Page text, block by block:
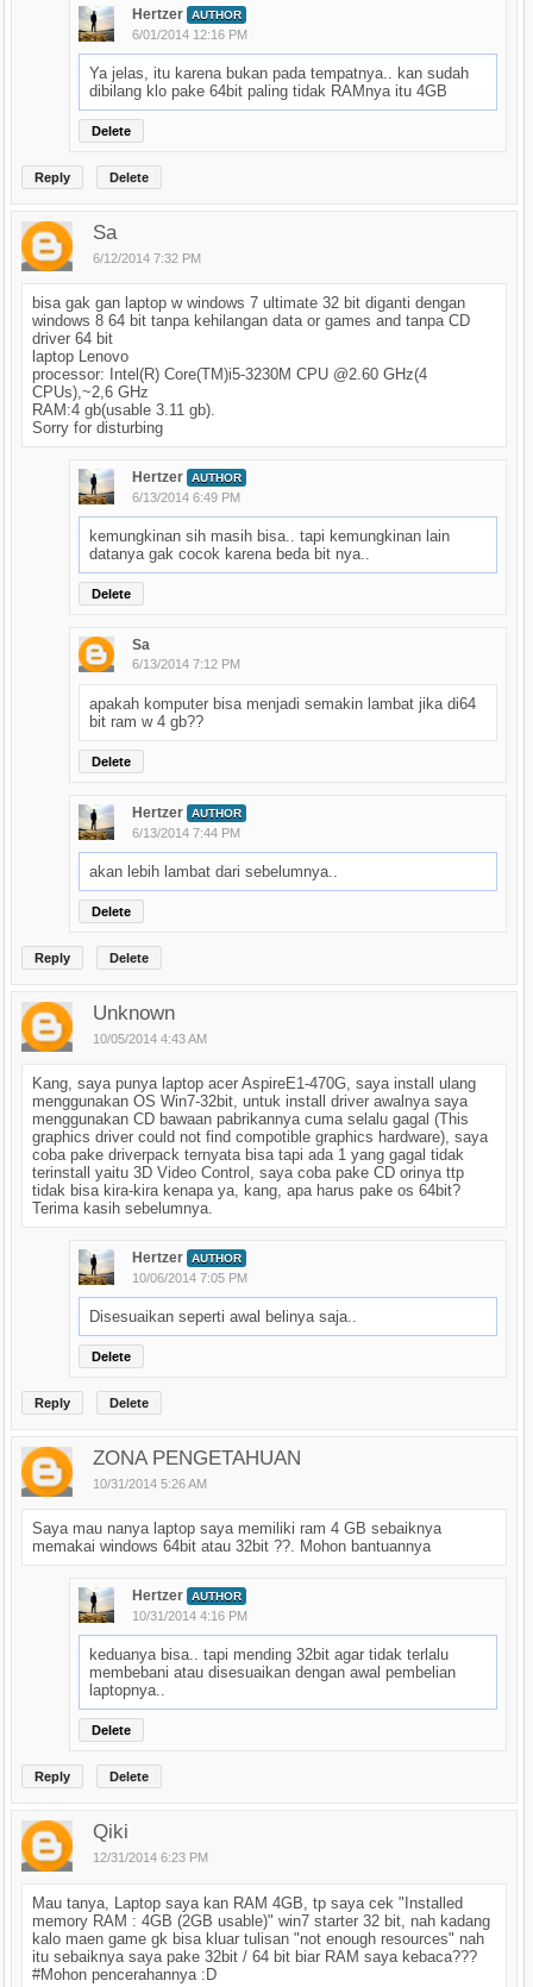
Hertzer AUTHOR
6/01/2014 12:16 PM
Ya jelas, itu karena bukan pada tempatnya.. kan sudah
dibilang klo pake 64bit paling tidak RAMnya itu 4GB
Delete
Reply Delete
Sa
6/12/2014 7:32 PM
bisa gak gan laptop w windows 7 ultimate 32 bit diganti dengan
windows 8 64 bit tanpa kehilangan data or games and tanpa CD
driver 64 bit
laptop Lenovo
processor: Intel(R) Core(TM)i5-3230M CPU @2.60 GHz(4
CPUs),~2,6 GHz
RAM:4 gb(usable 3.11 gb).
Sorry for disturbing
Hertzer AUTHOR
6/13/2014 6:49 PM
kemungkinan sih masih bisa.. tapi kemungkinan lain
datanya gak cocok karena beda bit nya..
Delete
Sa
6/13/2014 7:12 PM
apakah komputer bisa menjadi semakin lambat jika di64
bit ram w 4 gb??
Delete
Hertzer AUTHOR
6/13/2014 7:44 PM
akan lebih lambat dari sebelumnya..
Delete
Reply Delete
Unknown
10/05/2014 4:43 AM
Kang, saya punya laptop acer AspireE1-470G, saya install ulang
menggunakan OS Win7-32bit, untuk install driver awalnya saya
menggunakan CD bawaan pabrikannya cuma selalu gagal (This
graphics driver could not find compotible graphics hardware), saya
coba pake driverpack ternyata bisa tapi ada 1 yang gagal tidak
terinstall yaitu 3D Video Control, saya coba pake CD orinya ttp
tidak bisa kira-kira kenapa ya, kang, apa harus pake os 64bit?
Terima kasih sebelumnya.
Hertzer AUTHOR
10/06/2014 7:05 PM
Disesuaikan seperti awal belinya saja..
Delete
Reply Delete
ZONA PENGETAHUAN
10/31/2014 5:26 AM
Saya mau nanya laptop saya memiliki ram 4 GB sebaiknya
memakai windows 64bit atau 32bit ??. Mohon bantuannya
Hertzer AUTHOR
10/31/2014 4:16 PM
keduanya bisa.. tapi mending 32bit agar tidak terlalu
membebani atau disesuaikan dengan awal pembelian
laptopnya..
Delete
Reply Delete
Qiki
12/31/2014 6:23 PM
Mau tanya, Laptop saya kan RAM 4GB, tp saya cek "Installed
memory RAM : 4GB (2GB usable)" win7 starter 32 bit, nah kadang
kalo maen game gk bisa kluar tulisan "not enough resources" nah
itu sebaiknya saya pake 32bit / 64 bit biar RAM saya kebaca???
#Mohon pencerahannya :D